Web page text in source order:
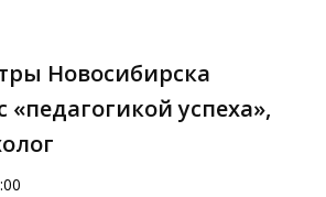
Новосибирска
«педагогикой успеха»,